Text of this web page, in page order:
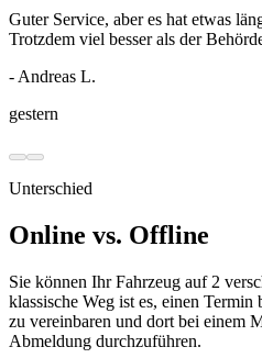
Guter Service, aber es hat etwas
Trotzdem viel besser als der
- Andreas L.
gestern
Unterschied
Online vs. Offline
Sie können Ihr Fahrzeug auf 2
klassische Weg ist es, einen Termin
zu vereinbaren und dort bei einem
Abmeldung durchzuführen.